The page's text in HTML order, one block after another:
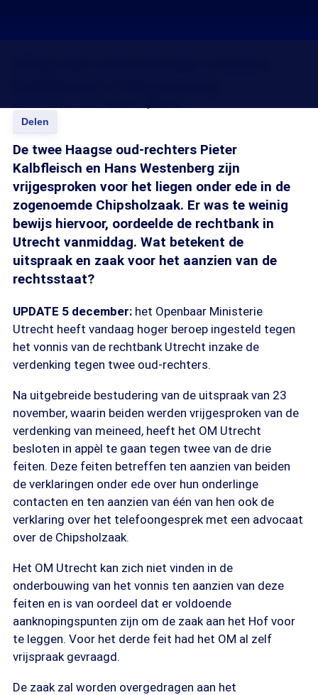
Delen
De twee Haagse oud-rechters Pieter
Kalbfleisch en Hans Westenberg zijn
vrijgesproken voor het liegen onder ede in de
zogenoemde Chipsholzaak. Er was te weinig
bewijs hiervoor, oordeelde de rechtbank in
Utrecht vanmiddag. Wat betekent de
uitspraak en zaak voor het aanzien van de
rechtsstaat?
UPDATE 5 december: het Openbaar Ministerie
Utrecht heeft vandaag hoger beroep ingesteld tegen
het vonnis van de rechtbank Utrecht inzake de
verdenking tegen twee oud-rechters.
Na uitgebreide bestudering van de uitspraak van 23
november, waarin beiden werden vrijgesproken van de
verdenking van meineed, heeft het OM Utrecht
besloten in appèl te gaan tegen twee van de drie
feiten. Deze feiten betreffen ten aanzien van beiden
de verklaringen onder ede over hun onderlinge
contacten en ten aanzien van één van hen ook de
verklaring over het telefoongesprek met een advocaat
over de Chipsholzaak.
Het OM Utrecht kan zich niet vinden in de
onderbouwing van het vonnis ten aanzien van deze
feiten en is van oordeel dat er voldoende
aanknopingspunten zijn om de zaak aan het Hof voor
te leggen. Voor het derde feit had het OM al zelf
vrijspraak gevraagd.
De zaak zal worden overgedragen aan het